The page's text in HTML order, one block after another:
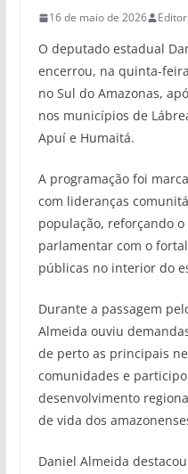
16 de maio de 2026 Editor
O deputado estadual
encerrou, na quinta-
no Sul do Amazonas,
nos municípios de
Apuí e Humaitá.
A programação foi
com lideranças
população, reforçando
parlamentar com o
públicas no interior do
Durante a passagem
Almeida ouviu
de perto as principais
comunidades e
desenvolvimento
de vida dos
Daniel Almeida